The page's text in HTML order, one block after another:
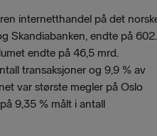
internetthandel på det
Skandiabanken, endte på
endte på 46,5 mrd.
transaksjoner og 9,9 % av
var største megler på Oslo
9,35 % målt i antall